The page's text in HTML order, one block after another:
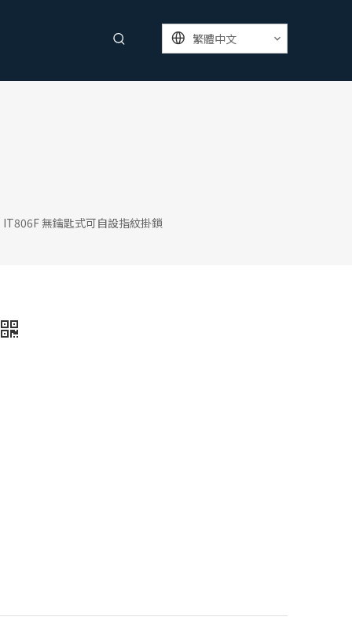
繁體中文
IT806F 無鑰匙式可自設指紋掛鎖